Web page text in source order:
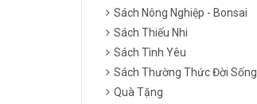
Sách Nông Nghiệp - Bonsai
Sách Thiếu Nhi
Sách Tình Yêu
Sách Thường Thức Đời Sống
Quà Tặng